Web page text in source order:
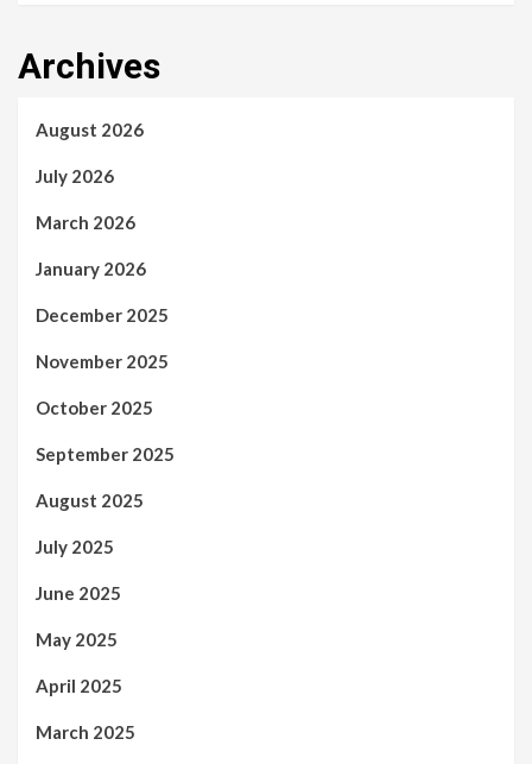
Archives
August 2026
July 2026
March 2026
January 2026
December 2025
November 2025
October 2025
September 2025
August 2025
July 2025
June 2025
May 2025
April 2025
March 2025